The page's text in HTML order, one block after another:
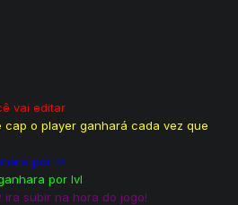
vai editar
o player ganhará cada vez que
por lvl
por lvl
ira subir na hora do jogo!